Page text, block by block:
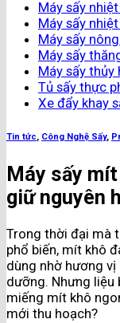
Máy sấy
Máy sấy
Máy sấy
Máy sấy
Máy sấy thủy
Tủ sấy thực
Xe đẩy khay
Tin tức, Công Nghệ Sấy,
Máy sấy
giữ nguyên
Trong thời đại mà
phổ biến, mít khô
dùng nhờ hương
dưỡng. Nhưng liệu
miếng mít khô
mới thu hoạch?